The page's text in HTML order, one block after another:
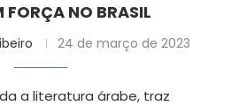
FORÇA NO BRASIL
24 de março de 2023
a literatura árabe, traz